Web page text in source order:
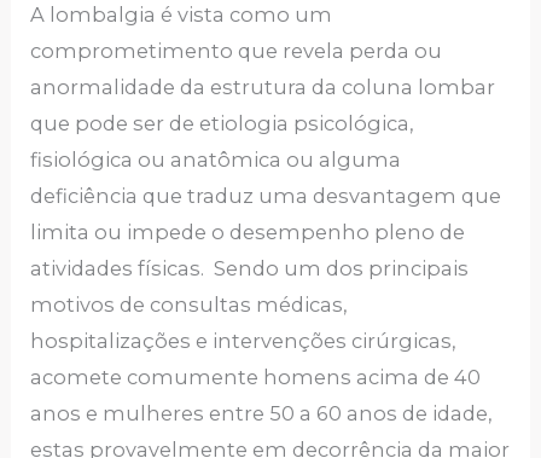
A lombalgia é vista como um
comprometimento que revela perda ou
anormalidade da estrutura da coluna lombar
que pode ser de etiologia psicológica,
fisiológica ou anatômica ou alguma
deficiência que traduz uma desvantagem que
limita ou impede o desempenho pleno de
atividades físicas. Sendo um dos principais
motivos de consultas médicas,
hospitalizações e intervenções cirúrgicas,
acomete comumente homens acima de 40
anos e mulheres entre 50 a 60 anos de idade,
estas provavelmente em decorrência da maior